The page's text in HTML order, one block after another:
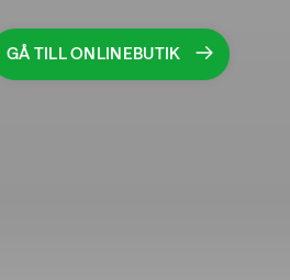
GÅ TILL ONLINEBUTIK